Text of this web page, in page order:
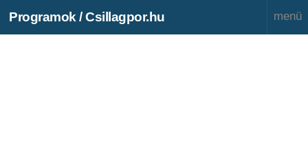
Programok / Csillagpor.hu